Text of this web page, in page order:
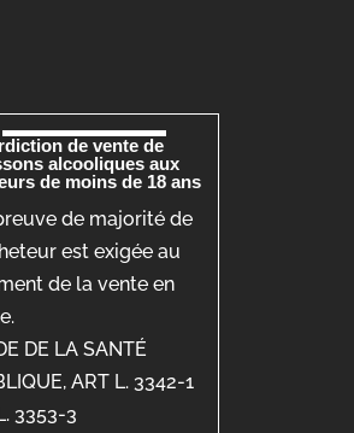
de vente de
alcooliques aux
de moins de 18 ans
de majorité de
est exigée au
de la vente en
DE LA SANTÉ
ART L. 3342-1
3353-3